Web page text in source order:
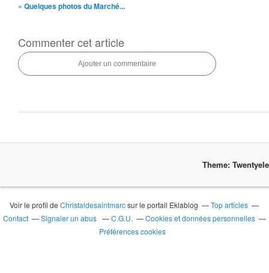
« Quelques photos du Marché...
Commenter cet article
Ajouter un commentaire
Theme:
Voir le profil deChristaldesaintmarcsur le portail Eklablog
Top articles
Contact
Signaler un abus C.G.U.
Cookies et données personnelles
Préférences cookies